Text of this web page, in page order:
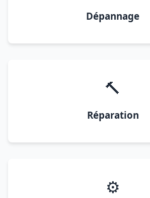
Dépannage
🔨
Réparation
⚙️